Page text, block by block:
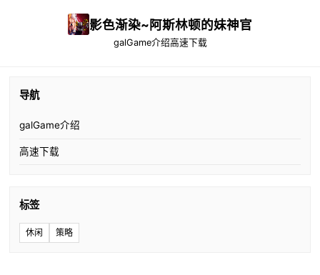
影色渐染~阿斯林顿的妹神官
galGame介绍高速下载
导航
galGame介绍
高速下载
标签
休闲 策略